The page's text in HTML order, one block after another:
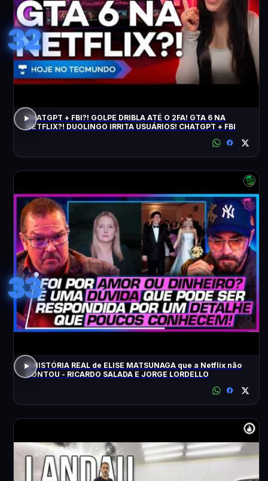
32
CHATGPT + FBI?! GOLPE DRIBLA ATÉ O 2FA! GTA 6 NA
NETFLIX?! DUOLINGO IRRITA USUÁRIOS! CHATGPT + FBI
33
A HISTÓRIA REAL de ELISE MATSUNAGA que a Netflix não
CONTOU - RICARDO SALADA E JORGE LORDELLO